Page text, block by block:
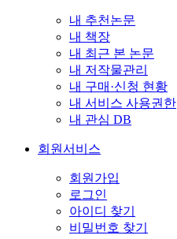
내 추천논문
내 책장
내 최근 본 논문
내 저작물관리
내 구매·신청 현황
내 서비스 사용권한
내 관심 DB
회원서비스
회원가입
로그인
아이디 찾기
비밀번호 찾기